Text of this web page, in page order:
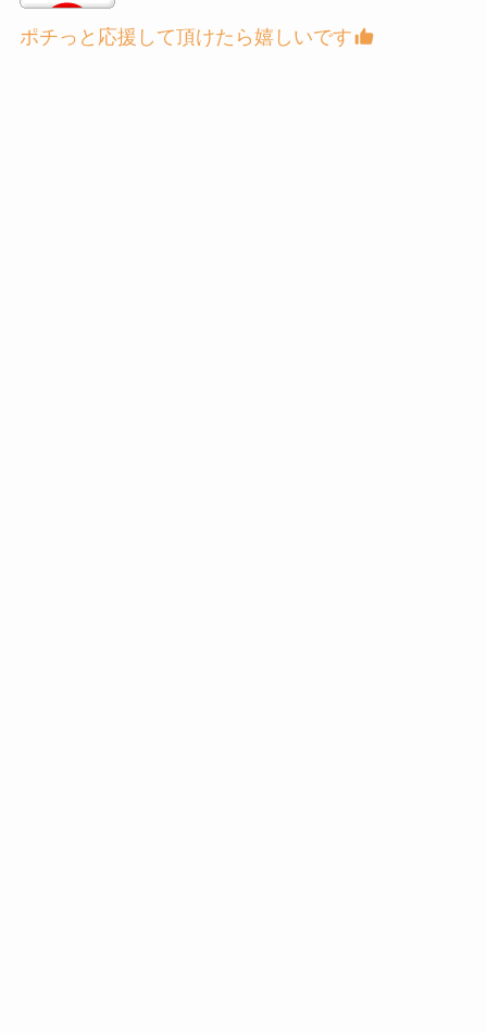
ポチっと応援して頂けたら嬉しいです